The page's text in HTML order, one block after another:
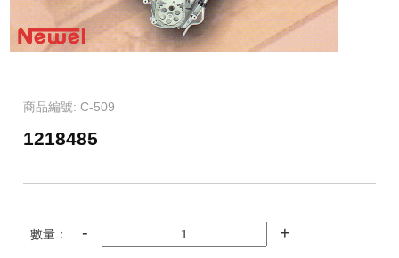
商品編號: C-509
1218485
數量：